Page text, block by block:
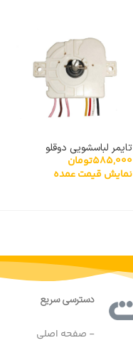
تایمر لباسشویی دوقلو
پاکشوما ۷ سیم درجه یک
585,000تومان
نمایش قیمت عمده
دسترسی سریع
- صفحه اصلی